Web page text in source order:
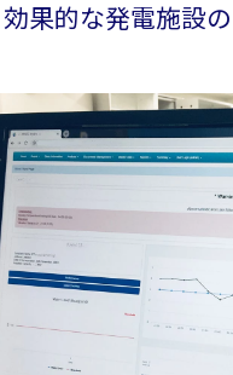
効果的な発電施設の